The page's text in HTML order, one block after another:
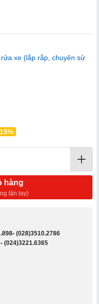
rửa xe (lắp rắp, chuyên sử
15%
hàng
tận tay)
- (028)3510.2786
- (024)3221.6365